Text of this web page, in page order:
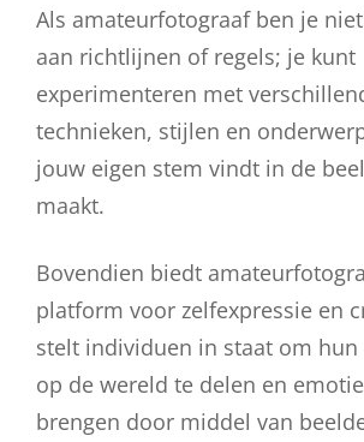
Als amateurfotograaf ben je
aan richtlijnen of regels; je kunt
experimenteren met
technieken, stijlen en
jouw eigen stem vindt in de
maakt.
Bovendien biedt
platform voor zelfexpressie en
stelt individuen in staat om hun
op de wereld te delen en
brengen door middel van